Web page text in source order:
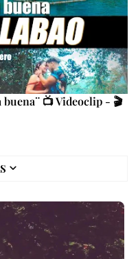
📺 Videoclip - 🎬